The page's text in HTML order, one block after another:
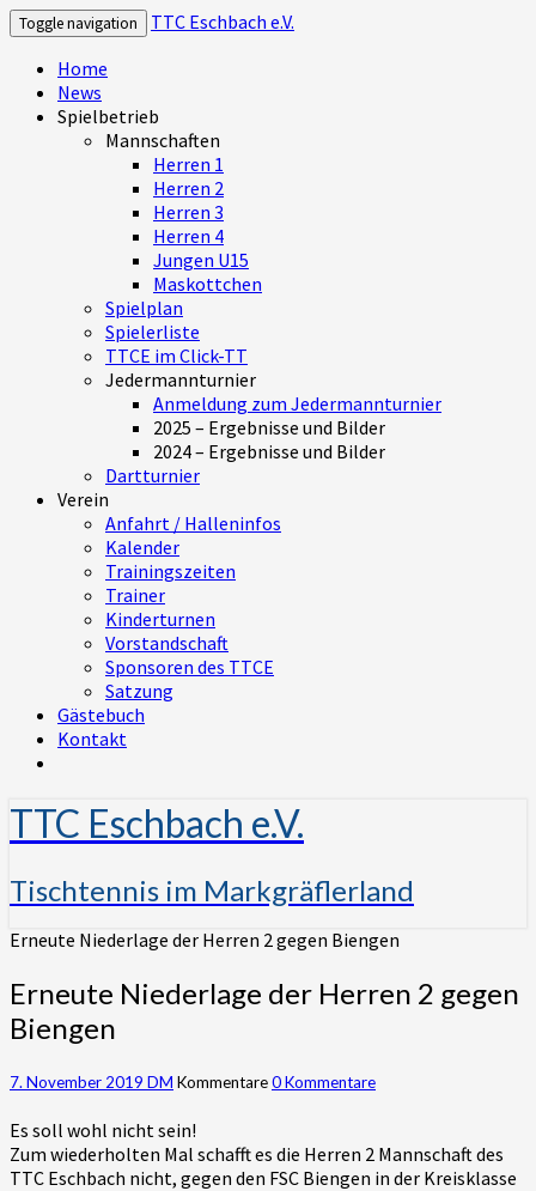
Toggle navigation
TTC Eschbach e.V.
Home
News
Spielbetrieb
Mannschaften
Herren 1
Herren 2
Herren 3
Herren 4
Jungen U15
Maskottchen
Spielplan
Spielerliste
TTCE im Click-TT
Jedermannturnier
Anmeldung zum Jedermannturnier
2025 – Ergebnisse und Bilder
2024 – Ergebnisse und Bilder
Dartturnier
Verein
Anfahrt / Halleninfos
Kalender
Trainingszeiten
Trainer
Kinderturnen
Vorstandschaft
Sponsoren des TTCE
Satzung
Gästebuch
Kontakt
TTC Eschbach e.V.
Tischtennis im Markgräflerland
Erneute Niederlage der Herren 2 gegen Biengen
Erneute Niederlage der Herren 2 gegen
Biengen
7. November 2019 DM Kommentare0 Kommentare
Es soll wohl nicht sein!
Zum wiederholten Mal schafft es die Herren 2 Mannschaft des
TTC Eschbach nicht, gegen den FSC Biengen in der Kreisklasse